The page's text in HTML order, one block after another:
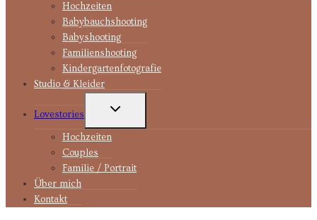
Hochzeiten
Babybauchshooting
Babyshooting
Familienshooting
Kindergartenfotografie
Studio & Kleider
Lovestories
UNTERMENÜ
Hochzeiten
Couples
Familie / Portrait
Über mich
Kontakt